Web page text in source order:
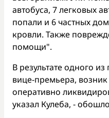
автобуса, 7 легковых
попали и 6 частных
кровли. Также
помощи".
В результате одного
вице-премьера,
оперативно
указал Кулеба, -